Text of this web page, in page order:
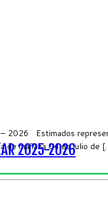
2026 Estimados
de mañana 04 de julio de
2025-2026